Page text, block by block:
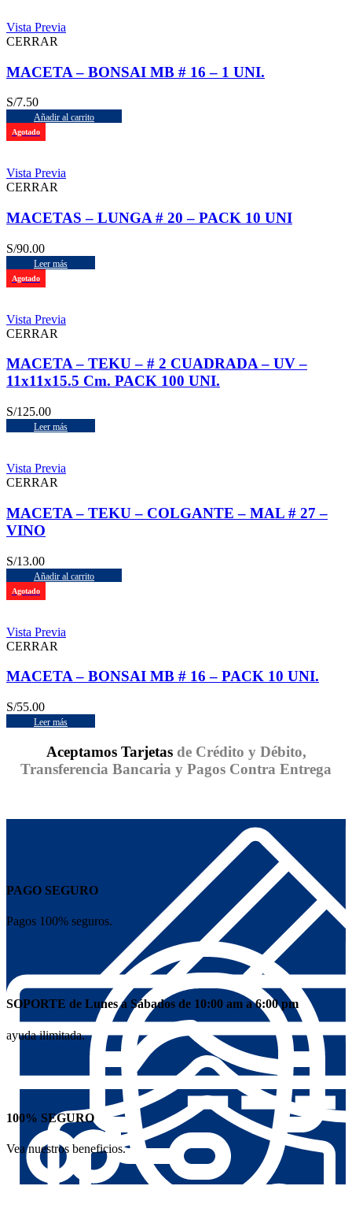
Vista Previa
CERRAR
MACETA – BONSAI MB # 16 – 1 UNI.
S/7.50
Añadir al carrito
Agotado
Vista Previa
CERRAR
MACETAS – LUNGA # 20 – PACK 10 UNI
S/90.00
Leer más
Agotado
Vista Previa
CERRAR
MACETA – TEKU – # 2 CUADRADA – UV –
11x11x15.5 Cm. PACK 100 UNI.
S/125.00
Leer más
Vista Previa
CERRAR
MACETA – TEKU – COLGANTE – MAL # 27 –
VINO
S/13.00
Añadir al carrito
Agotado
Vista Previa
CERRAR
MACETA – BONSAI MB # 16 – PACK 10 UNI.
S/55.00
Leer más
Aceptamos Tarjetas de Crédito y Débito,
Transferencia Bancaria y Pagos Contra Entrega
PAGO SEGURO
Pagos 100% seguros.
SOPORTE de Lunes a Sábados de 10:00 am a 6:00 pm
ayuda ilimitada.
100% SEGURO
Vea nuestros beneficios.